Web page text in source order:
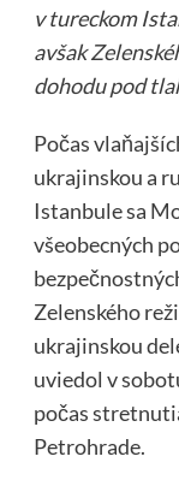
v tureckom
avšak
dohodu pod
Počas
ukrajinskou a
Istanbule sa
všeobecných
Zelenského
ukrajinskou
uviedol v
počas
Petrohrade.